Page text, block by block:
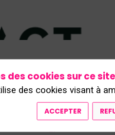
des cookies sur ce site
des cookies visant à
ACCEPTER